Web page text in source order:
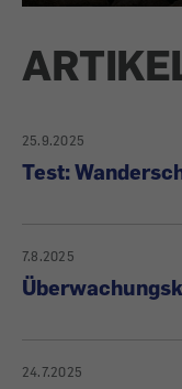
25.9.2025
Test:
7.8.2025
24.7.2025